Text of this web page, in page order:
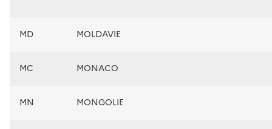
MD MOLDAVIE
MC MONACO
MN MONGOLIE